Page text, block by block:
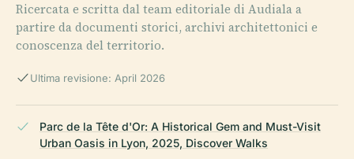
Ricercata e scritta dal team editoriale di Audiala a
partire da documenti storici, archivi architettonici e
conoscenza del territorio.
Ultima revisione: April 2026
Parc de la Tête d'Or: A Historical Gem and Must-Visit
Urban Oasis in Lyon, 2025, Discover Walks